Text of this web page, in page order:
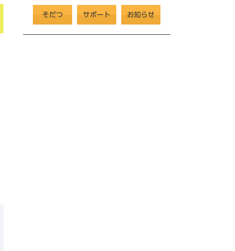
そだつ サポート お知らせ